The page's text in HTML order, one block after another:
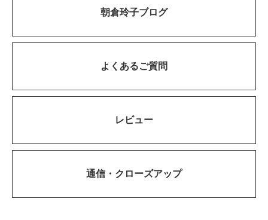
朝倉玲子ブログ
よくあるご質問
レビュー
通信・ クローズアップ